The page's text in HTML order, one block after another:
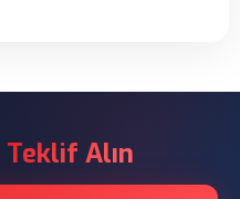
Teklif Alın